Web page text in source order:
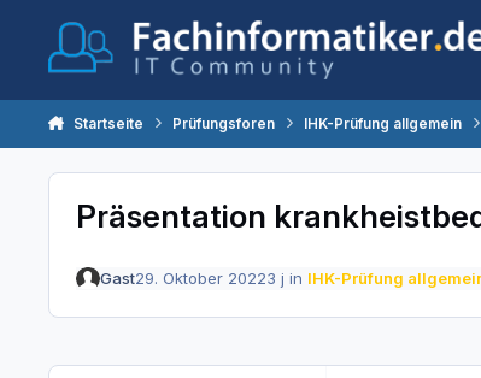
Startseite Prüfungsforen IHK-Prüfung allgemein
Präsentation
Gast29. Oktober 20223 j in IHK-Prüfung